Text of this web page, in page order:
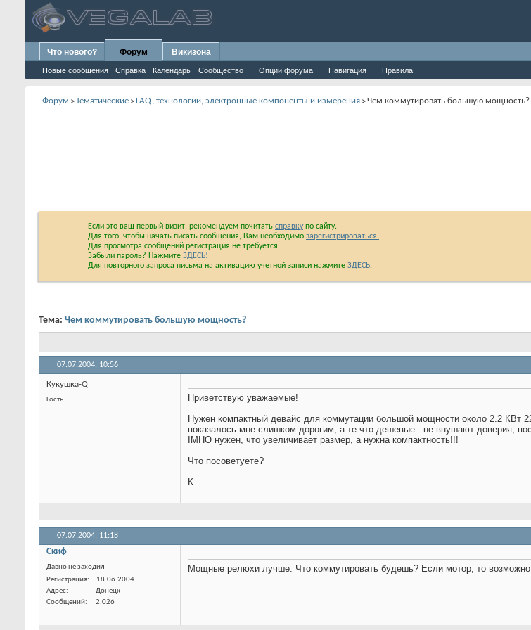
Что нового? Форум
Новые сообщения Справка Календарь Сообщество Опции форума Навигация Правила
Викизона
Форум >Тематические >FAQ, технологии, электронные компоненты и измерения >Чем коммутировать большую мощность?
Если это ваш первый визит, рекомендуем почитать справкупо сайту.
Для того, чтобы начать писать сообщения, Вам необходимо зарегистрироваться.
Для просмотра сообщений регистрация не требуется.
Забыли пароль? Нажмите ЗДЕСЬ!
Для повторного запроса письма на активацию учетной записи нажмите ЗДЕСЬ.
Тема: Чем коммутировать большую мощность?
07.07.2004, 10:56
Кукушка-Q
Гость
Приветствую уважаемые!
Нужен компактный девайс для коммутации большой мощности около 2.2
показалось мне слишком дорогим, а те что дешевые - не внушают доверия,
IMHO нужен, что увеличивает размер, а нужна компактность!!!
Что посоветуете?
К
07.07.2004, 11:18
Скиф
Давно не заходил
Регистрация
18.06.2004
Адрес
Донецк
Сообщений
2,026
Мощные релюхи лучше. Что коммутировать будешь? Если мотор, то